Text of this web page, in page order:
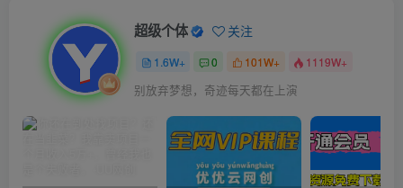
超级个体 关注
1.6W+ 0 101W+ 1119W+
别放弃梦想，奇迹每天都在上演